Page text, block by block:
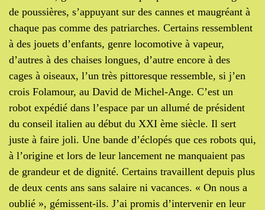
de poussières, s’appuyant sur des cannes et maugréant à
chaque pas comme des patriarches. Certains ressemblent
à des jouets d’enfants, genre locomotive à vapeur,
d’autres à des chaises longues, d’autre encore à des
cages à oiseaux, l’un très pittoresque ressemble, si j’en
crois Folamour, au David de Michel-Ange. C’est un
robot expédié dans l’espace par un allumé de président
du conseil italien au début du XXI ème siècle. Il sert
juste à faire joli. Une bande d’éclopés que ces robots qui,
à l’origine et lors de leur lancement ne manquaient pas
de grandeur et de dignité. Certains travaillent depuis plus
de deux cents ans sans salaire ni vacances. « On nous a
oublié », gémissent-ils. J’ai promis d’intervenir en leur